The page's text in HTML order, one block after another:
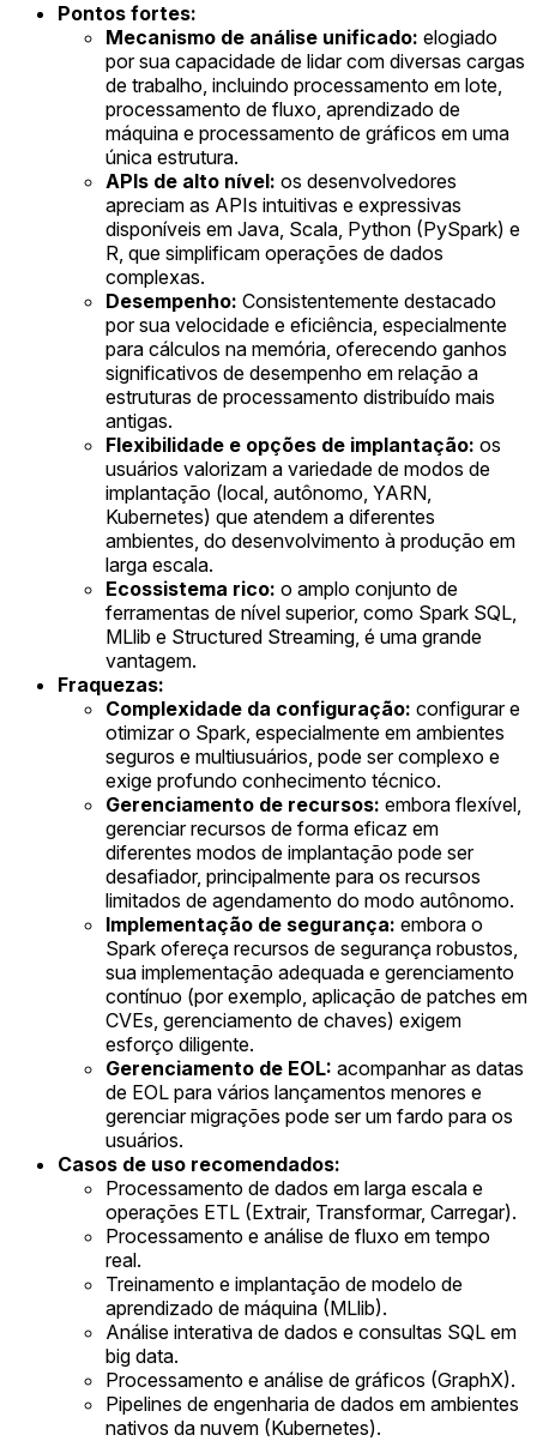
Pontos fortes:
Mecanismo de análise unificado: elogiado
por sua capacidade de lidar com diversas cargas
de trabalho, incluindo processamento em lote,
processamento de fluxo, aprendizado de
máquina e processamento de gráficos em uma
única estrutura.
APIs de alto nível: os desenvolvedores
apreciam as APIs intuitivas e expressivas
disponíveis em Java, Scala, Python (PySpark) e
R, que simplificam operações de dados
complexas.
Desempenho: Consistentemente destacado
por sua velocidade e eficiência, especialmente
para cálculos na memória, oferecendo ganhos
significativos de desempenho em relação a
estruturas de processamento distribuído mais
antigas.
Flexibilidade e opções de implantação: os
usuários valorizam a variedade de modos de
implantação (local, autônomo, YARN,
Kubernetes) que atendem a diferentes
ambientes, do desenvolvimento à produção em
larga escala.
Ecossistema rico: o amplo conjunto de
ferramentas de nível superior, como Spark SQL,
MLlib e Structured Streaming, é uma grande
vantagem.
Fraquezas:
Complexidade da configuração: configurar e
otimizar o Spark, especialmente em ambientes
seguros e multiusuários, pode ser complexo e
exige profundo conhecimento técnico.
Gerenciamento de recursos: embora flexível,
gerenciar recursos de forma eficaz em
diferentes modos de implantação pode ser
desafiador, principalmente para os recursos
limitados de agendamento do modo autônomo.
Implementação de segurança: embora o
Spark ofereça recursos de segurança robustos,
sua implementação adequada e gerenciamento
contínuo (por exemplo, aplicação de patches em
CVEs, gerenciamento de chaves) exigem
esforço diligente.
Gerenciamento de EOL: acompanhar as datas
de EOL para vários lançamentos menores e
gerenciar migrações pode ser um fardo para os
usuários.
Casos de uso recomendados:
Processamento de dados em larga escala e
operações ETL (Extrair, Transformar, Carregar).
Processamento e análise de fluxo em tempo
real.
Treinamento e implantação de modelo de
aprendizado de máquina (MLlib).
Análise interativa de dados e consultas SQL em
big data.
Processamento e análise de gráficos (GraphX).
Pipelines de engenharia de dados em ambientes
nativos da nuvem (Kubernetes).